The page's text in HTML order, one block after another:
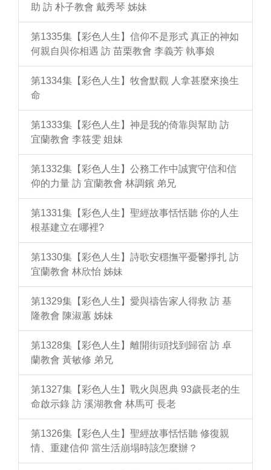
助 訪 朴子教會 戴秀琴 姊妹
第1335集【彩色人生】信仰不是形式 真正的神如
何親自與你相遇 訪 苗栗教會 李義芳 執事娘
第1334集【彩色人生】牧會默觀 人拿甚麼來換生
命
第1333集【彩色人生】神是我的倚靠與幫助 訪
宜蘭教會 李筱雯 姐妹
第1332集【彩色人生】公務工作中誠實守信和信
仰的力量 訪 宜蘭教會 林調鑌 弟兄
第1331集【彩色人生】聖經故事恬恬聽 你的人生
根基建立在哪裡?
第1330集【彩色人生】詩歌安穩撫平憂鬱掙扎 訪
宜蘭教會 林欣怡 姊妹
第1329集【彩色人生】愛與禱告家人得救 訪 基
隆教會 陳淑蕙 姊妹
第1328集【彩色人生】離開街頭找到歸宿 訪 卓
蘭教會 黃敏修 弟兄
第1327集【彩色人生】戰火與恩典 93歲長老的生
命啟示錄 訪 溪湖教會 林馬可 長老
第1326集【彩色人生】聖經故事恬恬聽 修復親
情、重建信仰 當生活崩塌時該怎麼辦？